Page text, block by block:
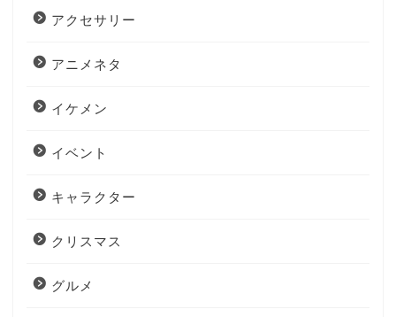
アクセサリー
アニメネタ
イケメン
イベント
キャラクター
クリスマス
グルメ